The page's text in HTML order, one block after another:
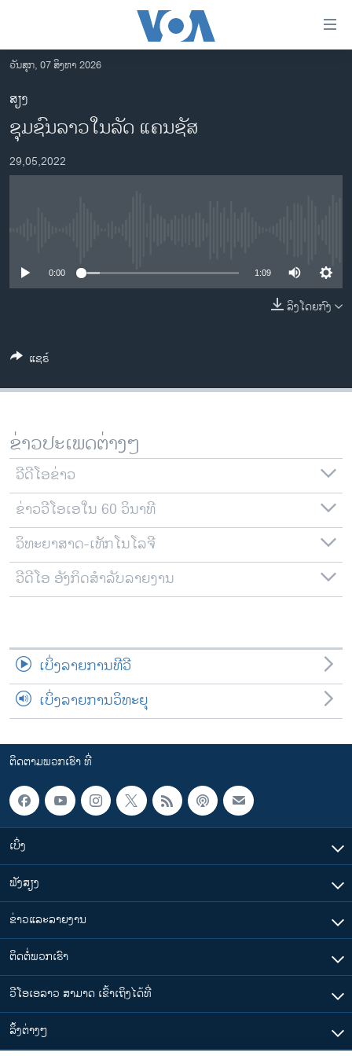
ເຂົ້າ
ຫາ
ຂ້າມ
ຂ້າມ
ຂ້າມ
ໄປ
ລາວ
ອາເມຣິກາ
ການເລືອກຕັ້ງ ປະທານາທີບໍດີ ສະຫະລັດ 2024
ອິດສະຫຼະພາບດ້ານການຂ່າວ
ວິທະຍາສາດ-ເທັກໂນໂລຈີ
ທຸລະກິດ
ວີດີໂອ
ສຽງ
ລາຍການກະຈາຍສຽງ
ພາສາຕ່າງໆ
ວັນສຸກ, 07 ສິງຫາ 2026
ສຽງ
ຊຸມຊົນລາວໃນລັດ ແຄນຊັສ
29,05,2022
0:00 1:09
ລິງໂດຍກົງ
ແຊຣ໌
ຂ່າວປະເພດຕ່າງໆ
ວີດີໂອຂ່າວ
ຂ່າວວີໂອເອໃນ 60 ວິນາທີ
ວິທະຍາສາດ-ເທັກໂນໂລຈີ
ວີດີໂອ ອັງກິດສຳລັບລາຍງານ
ເບິ່ງລາຍການທີວີ
ເບິ່ງລາຍການວິທະຍຸ
ຕິດຕາມພວກເຮົາ ທີ່
ເບິ່ງ
ຟັງສຽງ
ຂ່າວແລະລາຍງານ
ຕິດຕໍ່ພວກເຮົາ
ວີໂອເອລາວ ສາມາດ ເຂົ້າເຖິງໄດ້ທີ່
​ລິ້ງ​ຕ່າງໆ